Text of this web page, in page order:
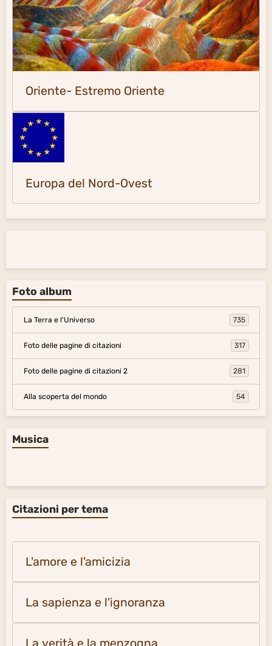
Oriente- Estremo Oriente
Europa del Nord-Ovest
Foto album
La Terra e l'Universo 735
Foto delle pagine di citazioni 317
Foto delle pagine di citazioni 2 281
Alla scoperta del mondo 54
Musica
Citazioni per tema
L'amore e l'amicizia
La sapienza e l'ignoranza